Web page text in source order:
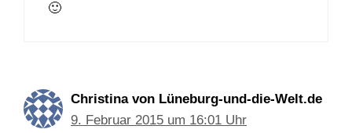
🙂
Christina von Lüneburg-und-die-Welt.de
9. Februar 2015 um 16:01 Uhr